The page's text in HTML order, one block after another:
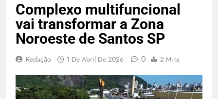
Complexo multifuncional
vai transformar a Zona
Noroeste de Santos SP
Redação 1 De Abril De 2026 0 2 Mins